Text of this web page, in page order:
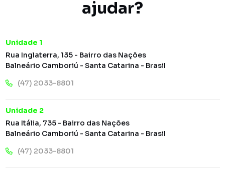
ajudar?
Unidade 1
Rua Inglaterra, 135 - Bairro das Nações
Balneário Camboriú - Santa Catarina - Brasil
(47) 2033-8801
Unidade 2
Rua Itália, 735 - Bairro das Nações
Balneário Camboriú - Santa Catarina - Brasil
(47) 2033-8801